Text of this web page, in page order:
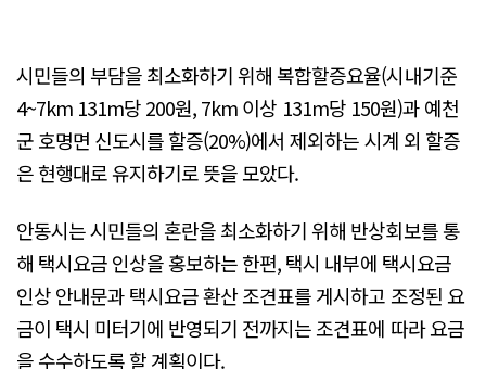
시민들의 부담을 최소화하기 위해 복합할증요율(시내기준
4~7km 131m당 200원, 7km 이상 131m당 150원)과 예천
군 호명면 신도시를 할증(20%)에서 제외하는 시계 외 할증
은 현행대로 유지하기로 뜻을 모았다.
안동시는 시민들의 혼란을 최소화하기 위해 반상회보를 통
해 택시요금 인상을 홍보하는 한편, 택시 내부에 택시요금
인상 안내문과 택시요금 환산 조견표를 게시하고 조정된 요
금이 택시 미터기에 반영되기 전까지는 조견표에 따라 요금
을 수수하도록 할 계획이다.